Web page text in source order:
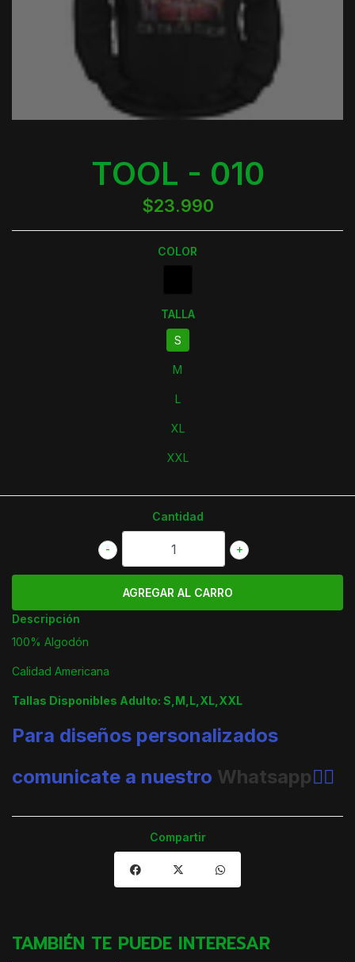
TOOL - 010
$23.990
COLOR
TALLA
S
M
L
XL
XXL
Cantidad
+
-
Descripción
100% Algodón
Calidad Americana
Tallas Disponibles Adulto: S,M,L,XL,XXL
Para diseños personalizados
comunicate a nuestro Whatsapp👈🏼
Compartir
TAMBIÉN TE PUEDE INTERESAR